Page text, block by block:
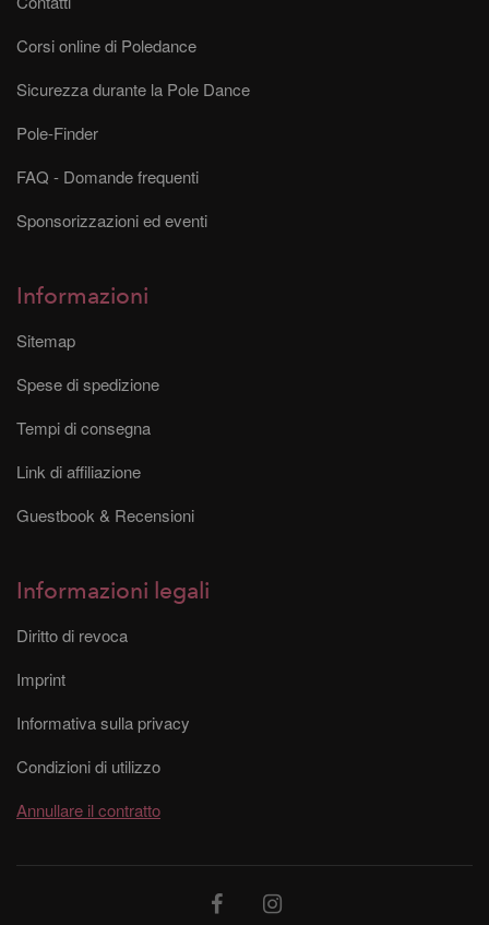
Corsi online di Poledance
Sicurezza durante la Pole Dance
Pole-Finder
FAQ - Domande frequenti
Sponsorizzazioni ed eventi
Informazioni
Sitemap
Spese di spedizione
Tempi di consegna
Link di affiliazione
Guestbook & Recensioni
Informazioni legali
Diritto di revoca
Imprint
Informativa sulla privacy
Condizioni di utilizzo
Annullare il contratto